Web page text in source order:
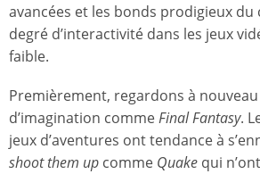
avancées et les bonds prodigieux
degré d’interactivité dans les jeux
faible.
Premièrement, regardons à
d’imagination commeFinal Fantasy.
jeux d’aventures ont tendance à
shoot them up comme Quake qui